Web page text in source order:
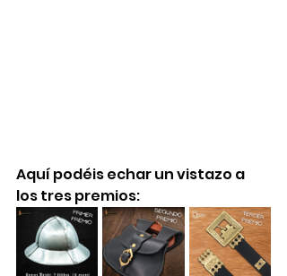
Aquí podéis echar un vistazo a
los tres premios: